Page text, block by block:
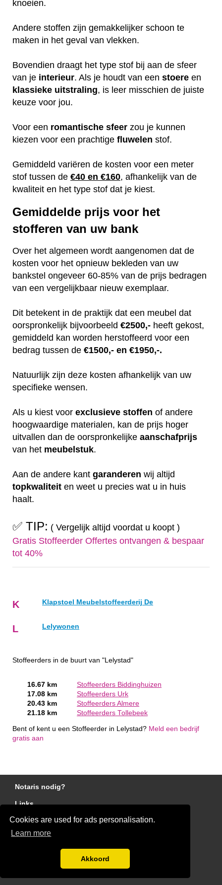
Cookies are used for ads personalisation.
Learn more
Akkoord
knoeien.
Andere stoffen zijn gemakkelijker schoon te
maken in het geval van vlekken.
Bovendien draagt het type stof bij aan de sfeer
van je interieur. Als je houdt van een stoere en
klassieke uitstraling, is leer misschien de juiste
keuze voor jou.
Voor een romantische sfeer zou je kunnen
kiezen voor een prachtige fluwelen stof.
Gemiddeld variëren de kosten voor een meter
stof tussen de €40 en €160, afhankelijk van de
kwaliteit en het type stof dat je kiest.
Gemiddelde prijs voor het
stofferen van uw bank
Over het algemeen wordt aangenomen dat de
kosten voor het opnieuw bekleden van uw
bankstel ongeveer 60-85% van de prijs bedragen
van een vergelijkbaar nieuw exemplaar.
Dit betekent in de praktijk dat een meubel dat
oorspronkelijk bijvoorbeeld €2500,- heeft gekost,
gemiddeld kan worden herstoffeerd voor een
bedrag tussen de €1500,- en €1950,-.
Natuurlijk zijn deze kosten afhankelijk van uw
specifieke wensen.
Als u kiest voor exclusieve stoffen of andere
hoogwaardige materialen, kan de prijs hoger
uitvallen dan de oorspronkelijke aanschafprijs
van het meubelstuk.
Aan de andere kant garanderen wij altijd
topkwaliteit en weet u precies wat u in huis
haalt.
✅ TIP: ( Vergelijk altijd voordat u koopt )
Gratis Stoffeerder Offertes ontvangen & bespaar
tot 40%
K Klapstoel Meubelstoffeerderij De
L Lelywonen
Stoffeerders in de buurt van "Lelystad"
16.67 km
Stoffeerders Biddinghuizen
17.08 km
Stoffeerders Urk
20.43 km
Stoffeerders Almere
21.18 km
Stoffeerders Tollebeek
Bent of kent u een Stoffeerder in Lelystad? Meld een bedrijf
gratis aan
Notaris nodig?
Links
Gratis Stoffeerder Offertes Vergelijken
Disclaimer